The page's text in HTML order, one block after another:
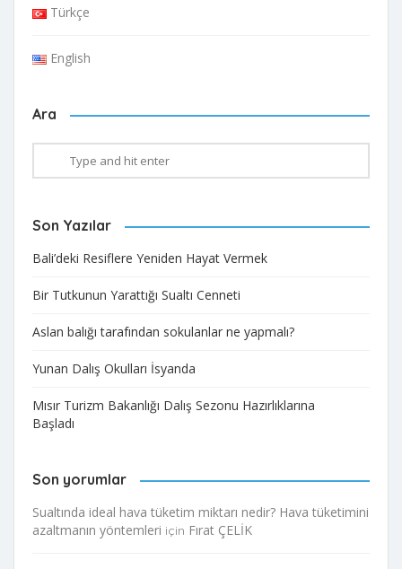
Türkçe
English
Ara
Son Yazılar
Bali’deki Resiflere Yeniden Hayat Vermek​
Bir Tutkunun Yarattığı Sualtı Cenneti
Aslan balığı tarafından sokulanlar ne yapmalı?
Yunan Dalış Okulları İsyanda
Mısır Turizm Bakanlığı Dalış Sezonu Hazırlıklarına
Başladı
Son yorumlar
Sualtında ideal hava tüketim miktarı nedir? Hava tüketimini
azaltmanın yöntemleri için Fırat ÇELİK